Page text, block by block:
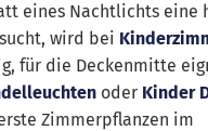
eines Nachtlichts eine
wird bei
für die Deckenmitte
oder Kinder
Zimmerpflanzen im